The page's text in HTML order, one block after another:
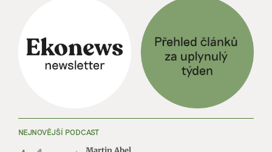
NEJNOVĚJŠÍ PODCAST